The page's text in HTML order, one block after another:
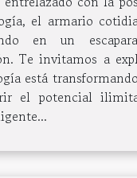
el armario
en un
Te invitamos a
está
el potencial